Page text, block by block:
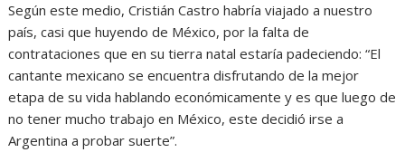
Según este medio, Cristián Castro habría viajado a nuestro
país, casi que huyendo de México, por la falta de
contrataciones que en su tierra natal estaría padeciendo: “El
cantante mexicano se encuentra disfrutando de la mejor
etapa de su vida hablando económicamente y es que luego de
no tener mucho trabajo en México, este decidió irse a
Argentina a probar suerte”.